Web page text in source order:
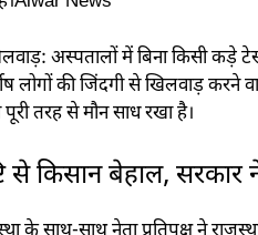
अस्पतालों में बिना किसी कड़े
लोगों की जिंदगी से खिलवाड़
तरह से मौन साध रखा है।
से किसान बेहाल,